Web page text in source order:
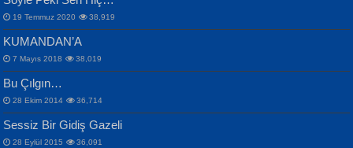
İPEK ACAR SERT
Gazze’nin Şecaati, Ümmetin İmtihanı...
Selahattin Yıldız
İdrakimle Üşürken...
ERDEM BAYAZIT
Sana, Bana, Vatanıma, Ülkemin
İnsanlarına Dair...
19 Temmuz 2020 38,919
KUMANDAN’A
7 Mayıs 2018 38,019
Bu Çılgın…
28 Ekim 2014 36,714
Sessiz Bir Gidiş Gazeli
28 Eylül 2015 36,091